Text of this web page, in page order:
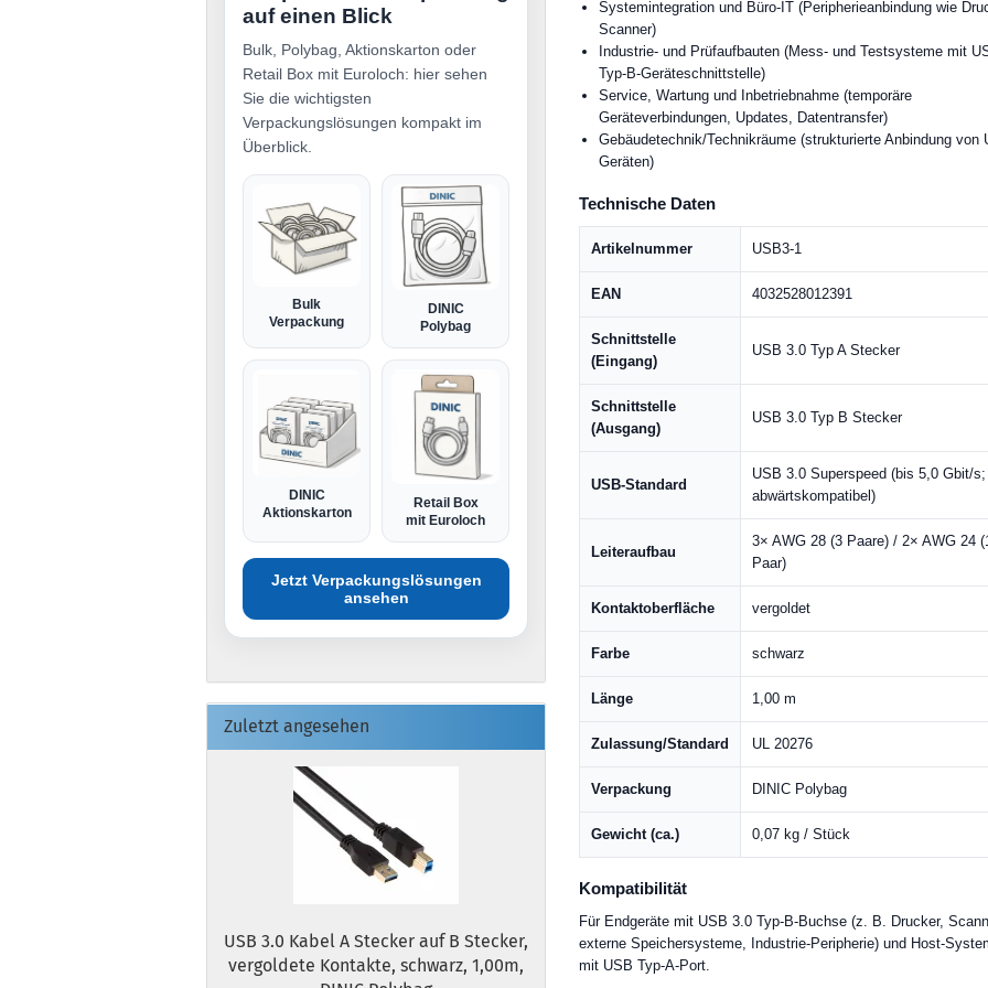
Systemintegration und Büro-IT (Peripherieanbindung wie
Scanner)
Industrie- und Prüfaufbauten (Mess- und Testsysteme mit
Typ-B-Geräteschnittstelle)
Service, Wartung und Inbetriebnahme (temporäre
Geräteverbindungen, Updates, Datentransfer)
Gebäudetechnik/Technikräume (strukturierte Anbindung von
Geräten)
Technische Daten
Artikelnummer USB3-1
EAN 4032528012391
Schnittstelle
(Eingang)
USB 3.0 Typ A Stecker
Schnittstelle
(Ausgang)
USB 3.0 Typ B Stecker
USB-Standard
USB 3.0 Superspeed (bis 5,0 Gbit/s;
abwärtskompatibel)
Leiteraufbau
3× AWG 28 (3 Paare) / 2× AWG 24
Paar)
Kontaktoberfläche vergoldet
Farbe schwarz
Länge 1,00 m
Zulassung/Standard UL 20276
Verpackung DINIC Polybag
Gewicht (ca.) 0,07 kg / Stück
Kompatibilität
Für Endgeräte mit USB 3.0 Typ-B-Buchse (z. B. Drucker,
externe Speichersysteme, Industrie-Peripherie) und Host-
mit USB Typ-A-Port.
auf einen Blick
Bulk, Polybag, Aktionskarton oder
Retail Box mit Euroloch: hier sehen
Sie die wichtigsten
Verpackungslösungen kompakt im
Überblick.
Bulk
Verpackung
DINIC
Polybag
DINIC
Aktionskarton
Retail Box
mit Euroloch
Jetzt Verpackungslösungen
ansehen
Zuletzt angesehen
USB 3.0 Kabel A Stecker auf B Stecker,
vergoldete Kontakte, schwarz, 1,00m,